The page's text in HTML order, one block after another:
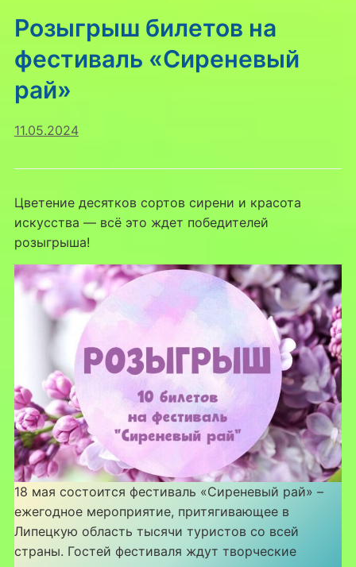
Розыгрыш билетов на
фестиваль «Сиреневый
рай»
11.05.2024
Цветение десятков сортов сирени и красота
искусства — всё это ждет победителей
розыгрыша!
18 мая состоится фестиваль «Сиреневый рай» –
ежегодное мероприятие, притягивающее в
Липецкую область тысячи туристов со всей
страны. Гостей фестиваля ждут творческие